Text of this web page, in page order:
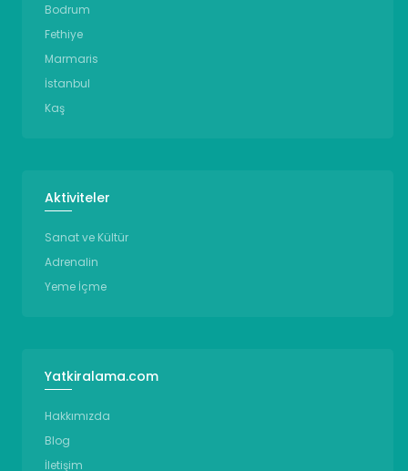
Bodrum
Fethiye
Marmaris
İstanbul
Kaş
Aktiviteler
Sanat ve Kültür
Adrenalin
Yeme İçme
Yatkiralama.com
Hakkımızda
Blog
İletişim